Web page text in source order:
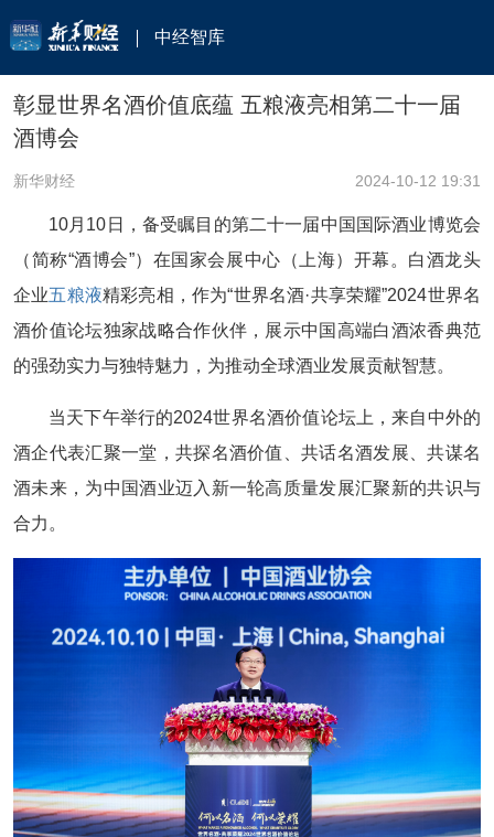
中经智库
彰显世界名酒价值底蕴 五粮液亮相第二十一届
酒博会
新华财经 2024-10-12 19:31
10月10日，备受瞩目的第二十一届中国国际酒业博览会
（简称“酒博会”）在国家会展中心（上海）开幕。白酒龙头
企业五粮液精彩亮相，作为“世界名酒·共享荣耀”2024世界名
酒价值论坛独家战略合作伙伴，展示中国高端白酒浓香典范
的强劲实力与独特魅力，为推动全球酒业发展贡献智慧。
当天下午举行的2024世界名酒价值论坛上，来自中外的
酒企代表汇聚一堂，共探名酒价值、共话名酒发展、共谋名
酒未来，为中国酒业迈入新一轮高质量发展汇聚新的共识与
合力。